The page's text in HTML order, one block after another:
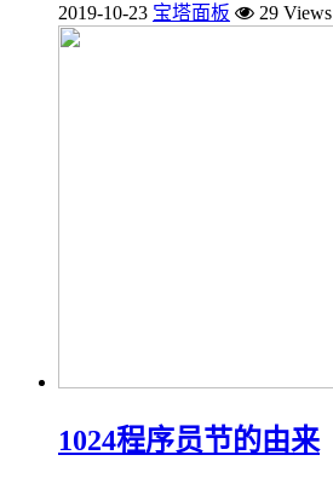
2019-10-23 宝塔面板 29 Views
1024程序员节的由来